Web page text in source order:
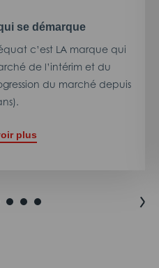
se démarque
c’est LA marque qui
de l’intérim et du
du marché depuis
plus